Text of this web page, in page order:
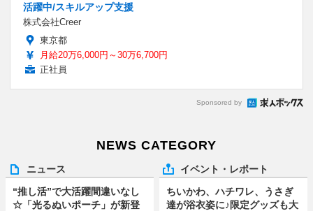
活躍中/スキルアップ支援
株式会社Creer
東京都
月給20万6,000円～30万6,700円
正社員
Sponsored by
NEWS CATEGORY
ニュース
“推し活”で大活躍間違いなし
☆「光るぬいポーチ」が新登
イベント・レポート
ちいかわ、ハチワレ、うさぎ
達が浴衣姿に♪限定グッズも大